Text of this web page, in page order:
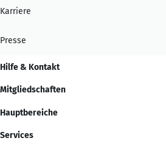
Karriere
Presse
Hilfe & Kontakt
Mitgliedschaften
Hauptbereiche
Services